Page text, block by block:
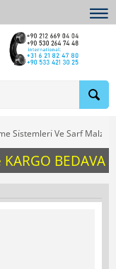
Si̇stemleri̇ Ve Sarf
BEDAVA